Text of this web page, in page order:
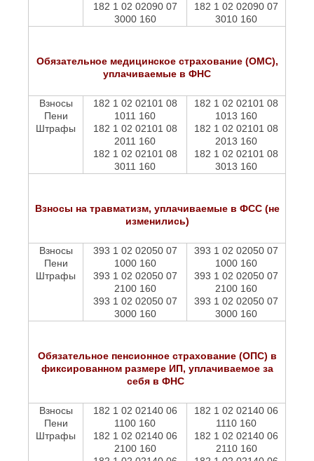
182 1 02 02090 07
3000 160
182 1 02 02090 07
3010 160
Обязательное медицинское страхование (ОМС),
уплачиваемые в ФНС
Взносы
Пени
Штрафы
182 1 02 02101 08
1011 160
182 1 02 02101 08
2011 160
182 1 02 02101 08
3011 160
182 1 02 02101 08
1013 160
182 1 02 02101 08
2013 160
182 1 02 02101 08
3013 160
Взносы на травматизм, уплачиваемые в ФСС (не
изменились)
Взносы
Пени
Штрафы
393 1 02 02050 07
1000 160
393 1 02 02050 07
2100 160
393 1 02 02050 07
3000 160
393 1 02 02050 07
1000 160
393 1 02 02050 07
2100 160
393 1 02 02050 07
3000 160
Обязательное пенсионное страхование (ОПС) в
фиксированном размере ИП, уплачиваемое за
себя в ФНС
Взносы
Пени
Штрафы
182 1 02 02140 06
1100 160
182 1 02 02140 06
2100 160
182 1 02 02140 06
1110 160
182 1 02 02140 06
2110 160